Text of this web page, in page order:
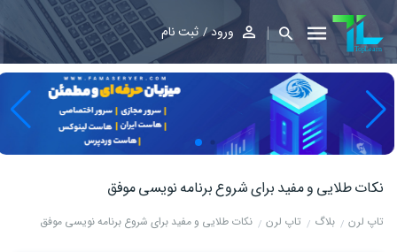
ورود ثبت نام
نکات طلایی و مفید برای شروع برنامه نویسی موفق
تاپ لرن بلاگ تاپ لرن نکات طلایی و مفید برای شروع برنامه نویسی موفق